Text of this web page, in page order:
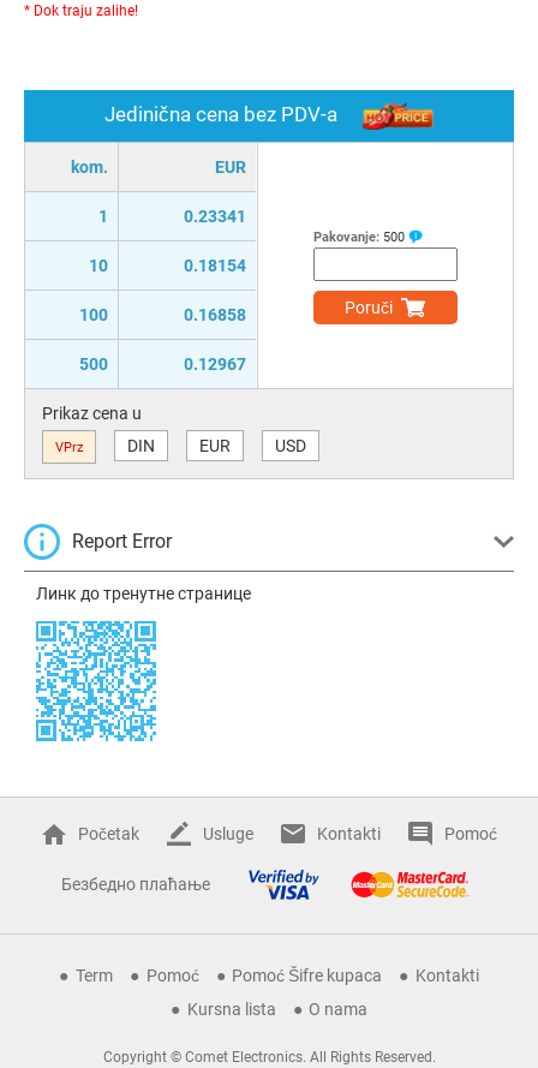
Jedinična cena bez PDV-a
kom. EUR
1 0.23341
10 0.18154
100 0.16858
500 0.12967
Pakovanje: 500
Poruči
Prikaz cena u
VPrz DIN EUR USD
Report Error
Линк до тренутне странице
* Dok traju zalihe!
Početak Usluge Kontakti Pomoć
Безбедно плаћање
Term Pomoć Pomoć Šifre kupaca
Kontakti
Kursna lista
O nama
Copyright © Comet Electronics. All Rights Reserved.